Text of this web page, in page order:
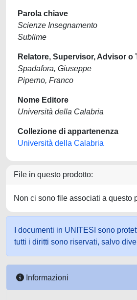
Parola chiave
Scienze Insegnamento
Sublime
Relatore, Supervisor, Advisor o
Spadafora, Giuseppe
Piperno, Franco
Nome Editore
Università della Calabria
Collezione di appartenenza
Università della Calabria
File in questo prodotto:
Non ci sono file associati a questo
I documenti in UNITESI sono
tutti i diritti sono riservati, salvo
Informazioni